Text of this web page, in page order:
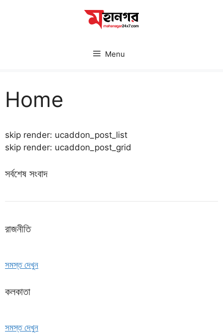
Menu
Home
skip render: ucaddon_post_list
skip render: ucaddon_post_grid
সর্বশেষ সংবাদ
রাজনীতি
সমস্ত দেখুন
কলকাতা
সমস্ত দেখুন